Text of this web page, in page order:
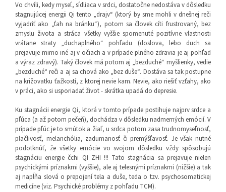
Vo chvíli, kedy myseľ, sídliaca v srdci, dostatočne nedostáva v dôsledku
stagnujúcej energii Qi tento „drajv“ (ktorý by sme mohli v dnešnej reči
vyjadriť ako „ťah na bránku“), potom sa človek cíti frustrovaný, bez
zmyslu života a stráca všetky vyššie spomenuté pozitívne vlastnosti
vrátane straty „duchaplného“ pohľadu (doslova, lebo duch sa
prejavuje mimo iné aj v očiach a v prípade plného zdravia je aj pohľad
a výraz zdravý). Taký človek má potom aj „bezduché“ myšlienky, vedie
„bezduché“ reči a aj sa chová ako „bez duše“. Dostáva sa tak postupne
na križovatku ťažkostí, z ktorej nevie kam. Nevie, ako riešiť vzťahy, ako
v práci, ako si usporiadať život - skrátka upadá do depresie.
Ku stagnácii energie Qi, ktorá v tomto prípade postihuje najprv srdce a
pľúca (a až potom pečeň), dochádza v dôsledku nadmerných emócií. V
prípade pľúc je to smútok a žiaľ, u srdca potom zasa trudnomyseľnosť,
plačlivosť, melanchólia, zadumanosť či premýšľavosť. Je však nutné
podotknúť, že všetky emócie vo svojom dôsledku vždy spôsobujú
stagnáciu energie čchi QI ZHI !!! Tato stagnácia sa prejavuje nielen
psychickými príznakmi (vyššie), ale aj telesnými príznakmi (nižšie) a tak
aj napĺňa slová o prepojení tela a duše, teda o tzv. psychosomatickej
medicíne (viz. Psychické problémy z pohľadu TCM).